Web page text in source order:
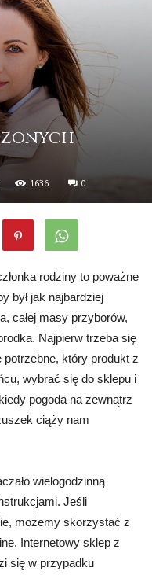
1636 0
rodziny to poważne
był jak najbardziej
całej masy przyborów,
Najpierw trzeba się
który produkt z
wybrać się do sklepu i
pogoda na zewnątrz
ciąży nam
wielogodzinną
Jeśli
możemy skorzystać z
Internetowy sklep z
się w przypadku